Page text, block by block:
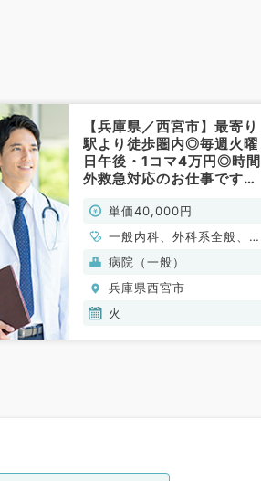
【兵庫県／西宮市】最寄り
駅より徒歩圏内◎毎週火曜
日午後・1コマ4万円◎時間
外救急対応のお仕事です
常勤）単価40,000円
一般内科、外科系全般、一
般外科
病院（一般）
兵庫県西宮市
火